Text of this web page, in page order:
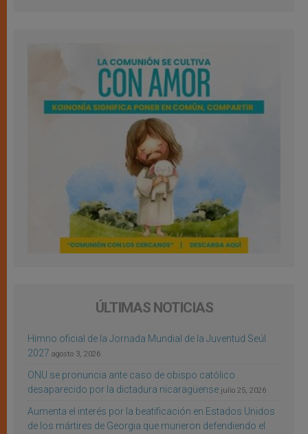
ÚLTIMAS NOTICIAS
Himno oficial de la Jornada Mundial de la Juventud Seúl
2027 agosto 3, 2026
ONU se pronuncia ante caso de obispo católico
desaparecido por la dictadura nicaragüense julio 25, 2026
Aumenta el interés por la beatificación en Estados Unidos
de los mártires de Georgia que murieron defendiendo el